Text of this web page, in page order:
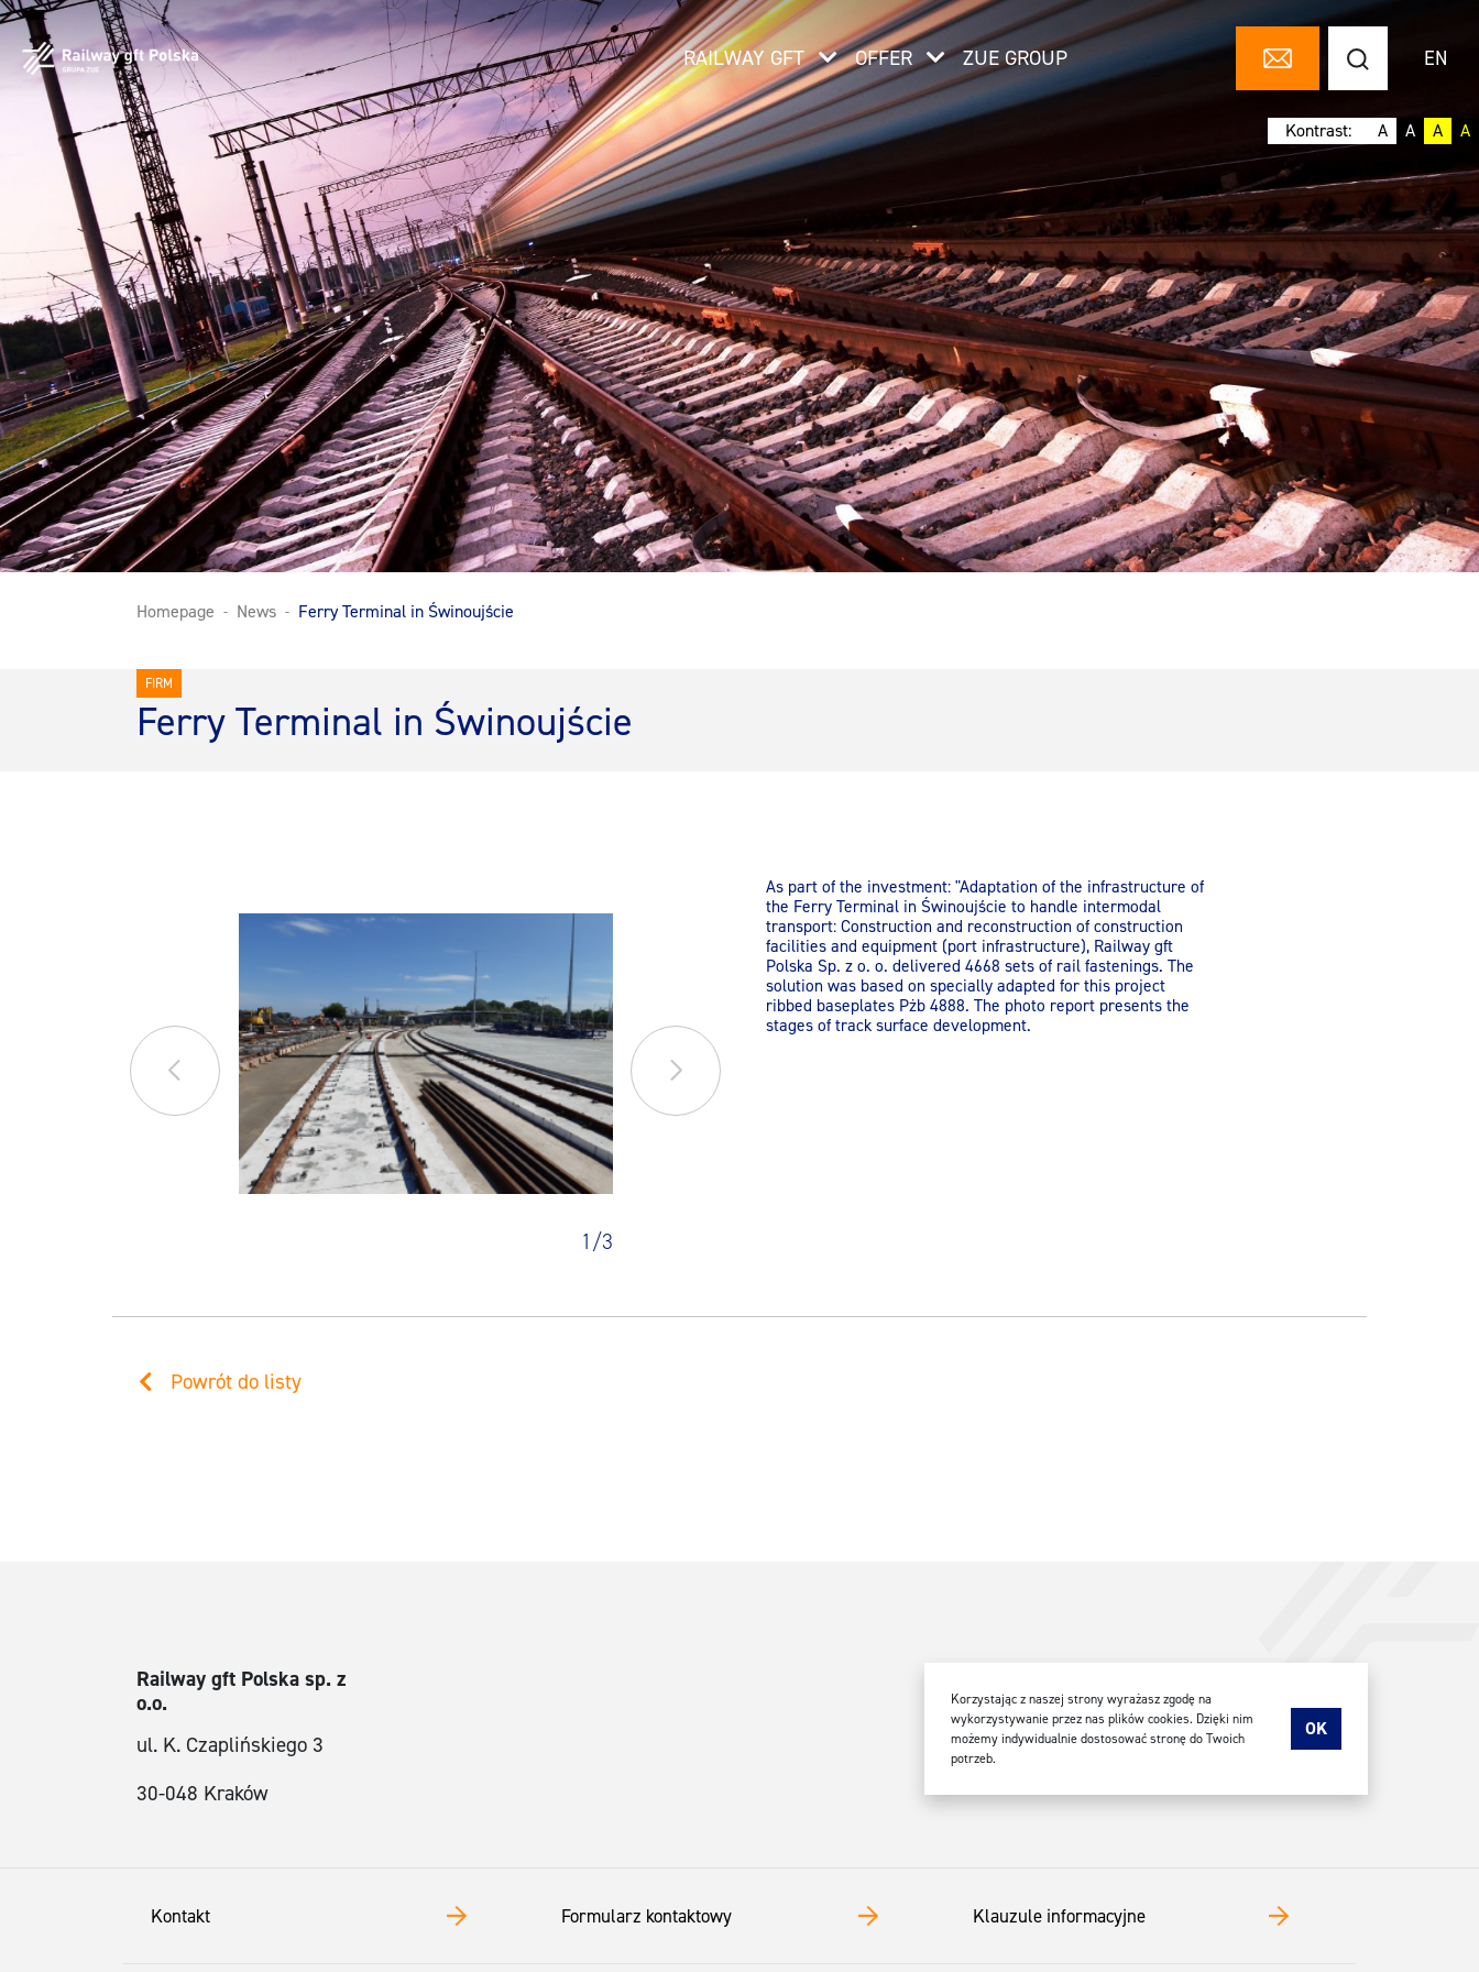
Kontrast: A A A A
RAILWAY GFT OFFER ZUE GROUP EN
Homepage News Ferry Terminal in Świnoujście
FIRM
Ferry Terminal in Świnoujście
1/3
As part of the investment: "Adaptation of the infrastructure of
the Ferry Terminal in Świnoujście to handle intermodal
transport: Construction and reconstruction of construction
facilities and equipment (port infrastructure), Railway gft
Polska Sp. z o. o. delivered 4668 sets of rail fastenings. The
solution was based on specially adapted for this project
ribbed baseplates Pżb 4888. The photo report presents the
stages of track surface development.
Powrót do listy
Railway gft Polska sp. z
o.o.
ul. K. Czaplińskiego 3
30-048 Kraków
Kontakt Formularz kontaktowy Klauzule informacyjne
Korzystając z naszej strony wyrażasz zgodę na
wykorzystywanie przez nas plików cookies. Dzięki nim
możemy indywidualnie dostosować stronę do Twoich
potrzeb.
OK